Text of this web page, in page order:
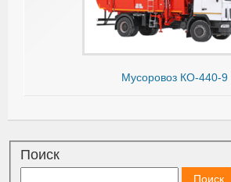
Мусоровоз КО-440-9
Поиск